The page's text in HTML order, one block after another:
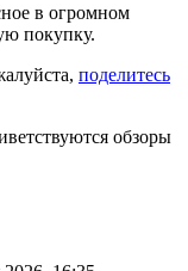
в огромном
покупку.
поделитесь
обзоры